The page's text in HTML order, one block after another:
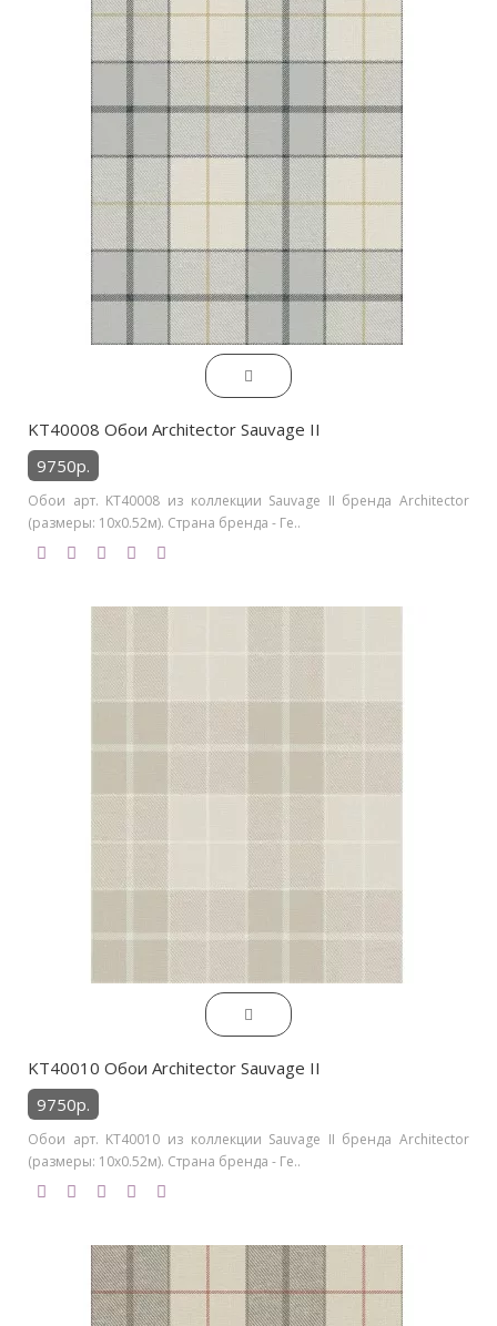
KT40008 Обои Architector Sauvage II
9750р.
Обои арт. KT40008 из коллекции Sauvage II бренда Architector
(размеры: 10х0.52м). Страна бренда - Ге..
KT40010 Обои Architector Sauvage II
9750р.
Обои арт. KT40010 из коллекции Sauvage II бренда Architector
(размеры: 10х0.52м). Страна бренда - Ге..